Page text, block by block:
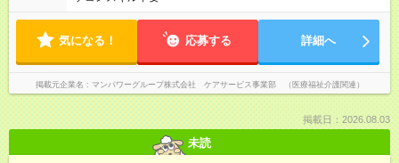
気になる！ 応募する 詳細へ
掲載元企業名 マンパワーグループ株式会社 ケアサービス事業部 （医療福祉介護関連）
掲載日：2026.08.03
未読